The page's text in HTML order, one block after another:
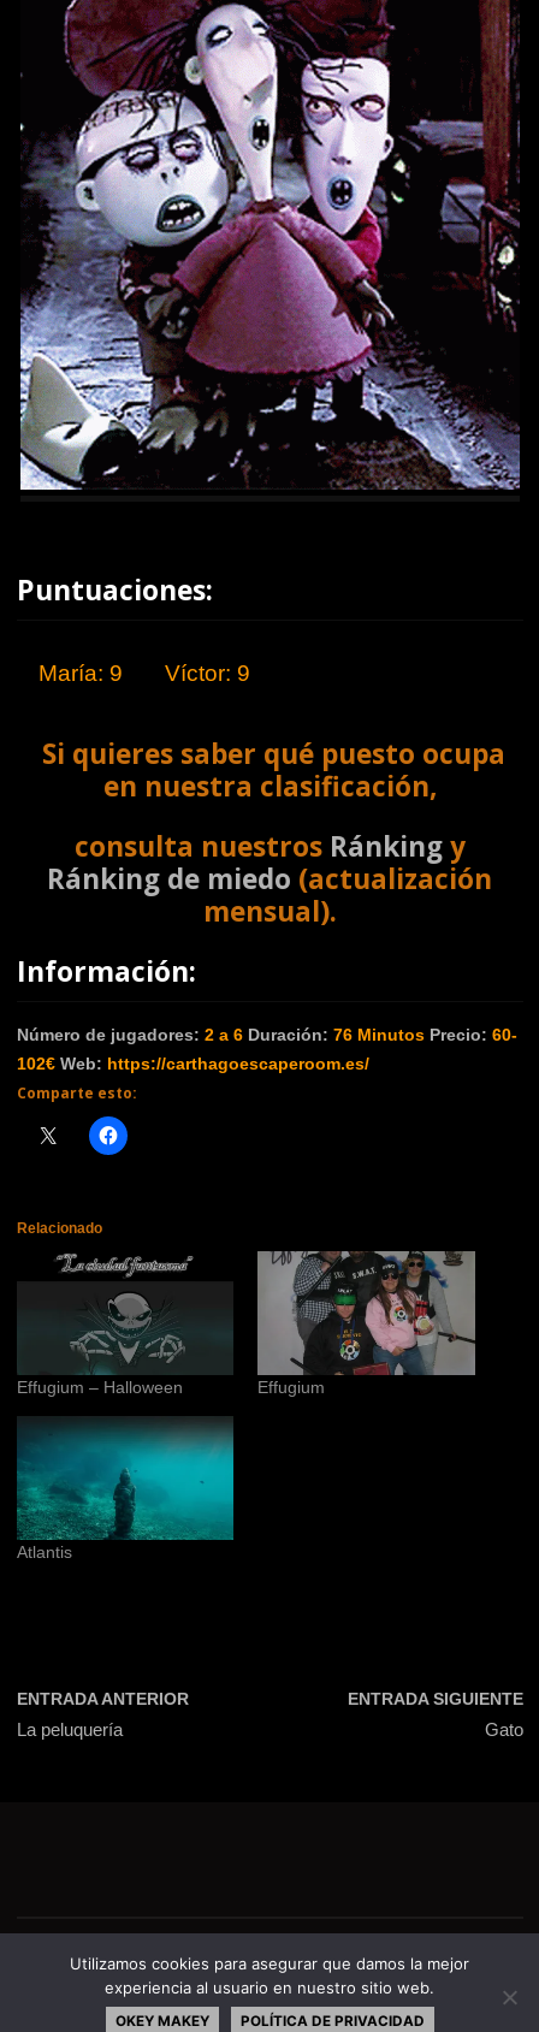
Puntuaciones:
María: 9 Víctor: 9
Si quieres saber qué puesto ocupa
en nuestra clasificación,
consulta nuestros Ránkingy
Ránking de miedo (actualización
mensual).
Información:
Número de jugadores: 2 a 6 Duración: 76Minutos Precio: 60-
102€ Web: https://carthagoescaperoom.es/
Comparte esto:
Relacionado
Effugium – Halloween Effugium
Atlantis
ENTRADA ANTERIOR
La peluquería
ENTRADA SIGUIENTE
Gato
Utilizamos cookies para asegurar que damos la mejor
experiencia al usuario en nuestro sitio web.
OKEY MAKEY POLÍTICA DE PRIVACIDAD